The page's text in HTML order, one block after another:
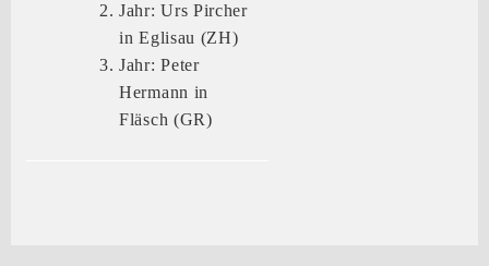
Jahr: Urs Pircher
in Eglisau (ZH)
Jahr: Peter
Hermann in
Fläsch (GR)